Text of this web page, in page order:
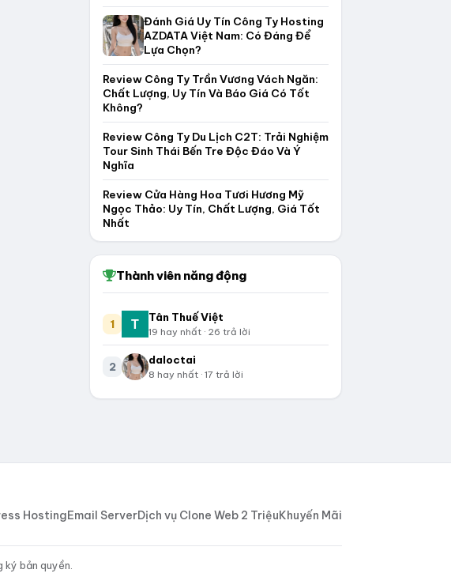
Đánh Giá Uy Tín Công Ty Hosting
AZDATA Việt Nam: Có Đáng Để
Lựa Chọn?
Review Công Ty Trần Vương Vách Ngăn:
Chất Lượng, Uy Tín Và Báo Giá Có Tốt
Không?
Review Công Ty Du Lịch C2T: Trải Nghiệm
Tour Sinh Thái Bến Tre Độc Đáo Và Ý
Nghĩa
Review Cửa Hàng Hoa Tươi Hương Mỹ
Ngọc Thảo: Uy Tín, Chất Lượng, Giá Tốt
Nhất
Thành viên năng động
1 Tân Thuế Việt
19 hay nhất · 26 trả lời
2 daloctai
8 hay nhất · 17 trả lời
HostingEmail ServerDịch vụ Clone Web 2 TriệuKhuyến Mãi
bản quyền.